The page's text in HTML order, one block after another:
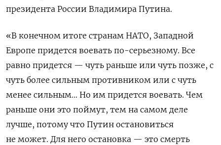
президента России Владимира Путина.
«В конечном итоге странам НАТО, Западной
Европе придется воевать по-серьезному. Все
равно придется — чуть раньше или чуть позже, с
чуть более сильным противником или с чуть
менее сильным… Но им придется воевать. Чем
раньше они это поймут, тем на самом деле
лучше, потому что Путин остановиться
не может. Для него остановка — это смерть